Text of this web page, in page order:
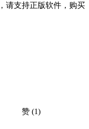
请支持正版软件，购买
赞 (1)